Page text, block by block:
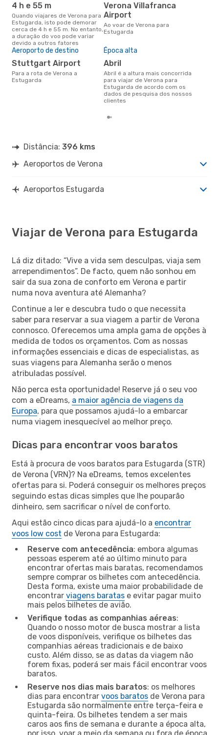
4 h e 55 m
Quando viajares de Verona para
Estugarda, isto pode demorar
cerca de 4 h e 55 m. No entanto,
a duração do voo pode variar
devido a outros fatores
Verona Villafranca
Airport
Ao voar de Verona para
Estugarda
Aeroporto de destino
Stuttgart Airport
Para a rota de Verona a
Estugarda
Época alta
abril
abril é a altura mais concorrida
para viajar de Verona para
Estugarda de acordo com os
dados de pesquisa dos nossos
clientes
Distância: 396 kms
Aeroportos de Verona
Aeroportos Estugarda
Viajar de Verona para Estugarda
Lá diz ditado: “Vive a vida sem desculpas, viaja sem
arrependimentos”. De facto, quem não sonhou em
sair da sua zona de conforto em Verona e partir
numa nova aventura até Alemanha?
Continue a ler e descubra tudo o que necessita
saber para reservar a sua viagem a partir de Verona
connosco. Oferecemos uma ampla gama de opções à
medida de todos os orçamentos. Com as nossas
informações essenciais e dicas de especialistas, as
suas viagens para Alemanha serão o menos
atribuladas possível.
Não perca esta oportunidade! Reserve já o seu voo
com a eDreams, a maior agência de viagens da
Europa, para que possamos ajudá-lo a embarcar
numa viagem inesquecível ao melhor preço.
Dicas para encontrar voos baratos
Está à procura de voos baratos para Estugarda (STR)
de Verona (VRN)? Na eDreams, temos excelentes
ofertas para si. Poderá conseguir os melhores preços
seguindo estas dicas simples que lhe pouparão
dinheiro, sem sacrificar o nível de conforto.
Aqui estão cinco dicas para ajudá-lo a encontrar
voos low cost de Verona para Estugarda:
Reserve com antecedência: embora algumas
pessoas esperem até ao último minuto para
encontrar ofertas mais baratas, recomendamos
sempre comprar os bilhetes com antecedência.
Desta forma, existe uma maior probabilidade de
encontrar viagens baratas e evitar pagar muito
mais pelos bilhetes de avião.
Verifique todas as companhias aéreas:
Quando o nosso motor de busca mostrar a lista
de voos disponíveis, verifique os bilhetes das
companhias aéreas tradicionais e de baixo
custo. Além disso, se as datas da viagem não
forem fixas, poderá ser mais fácil encontrar voos
baratos.
Reserve nos dias mais baratos: os melhores
dias para encontrar voos baratos de Verona para
Estugarda são normalmente entre terça-feira e
quinta-feira. Os bilhetes tendem a ser mais
caros aos fins de semana e durante a época alta,